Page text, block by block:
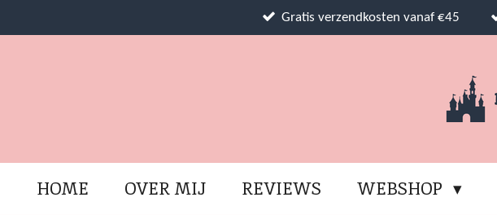
direct
Gratis verzendkosten vanaf €45
HOME OVER MIJ REVIEWS WEBSHOP